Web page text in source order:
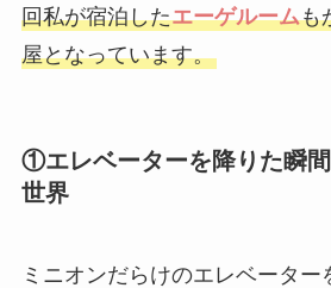
回私が宿泊したエーゲルームも
屋となっています。
①エレベーターを降りた瞬
世界
ミニオンだらけのエレベーター